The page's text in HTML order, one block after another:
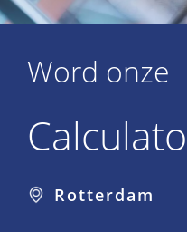
Word onze
Rotterdam